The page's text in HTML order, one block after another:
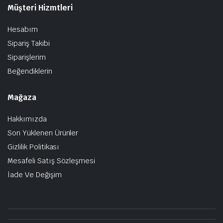
Müşteri Hizmtleri
Hesabım
Sipariş Takibi
Siparişlerim
Beğendiklerin
Mağaza
Hakkımızda
Son Yüklenen Ürünler
Gizlilik Politikası
Mesafeli Satış Sözleşmesi
İade Ve Değişim